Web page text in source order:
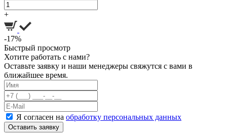
+
-17%
Быстрый просмотр
Хотите работать с нами?
Оставьте заявку и наши менеджеры свяжутся с вами в
ближайшее время.
Я согласен на обработку персональных данных
Оставить заявку